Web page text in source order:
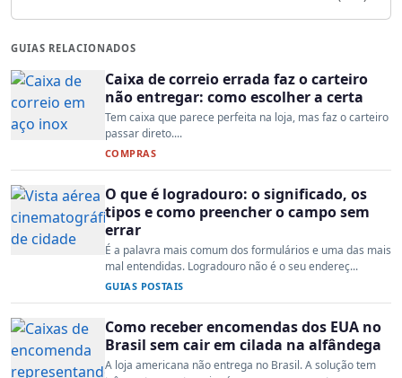
GUIAS RELACIONADOS
Caixa de correio errada faz o carteiro
não entregar: como escolher a certa
Tem caixa que parece perfeita na loja, mas faz o carteiro
passar direto....
COMPRAS
O que é logradouro: o significado, os
tipos e como preencher o campo sem
errar
É a palavra mais comum dos formulários e uma das mais
mal entendidas. Logradouro não é o seu endereç...
GUIAS POSTAIS
Como receber encomendas dos EUA no
Brasil sem cair em cilada na alfândega
A loja americana não entrega no Brasil. A solução tem